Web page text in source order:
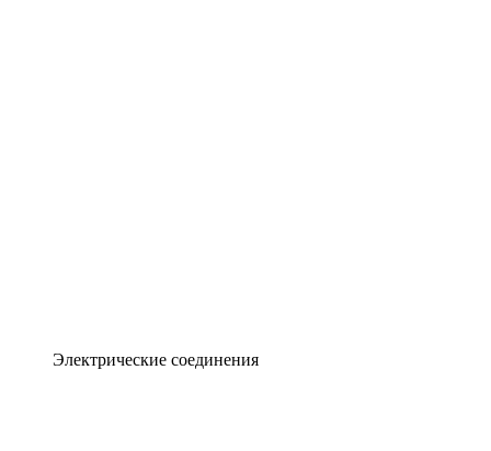
Электрические соединения